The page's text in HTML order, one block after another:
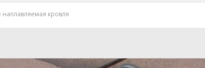
наплавляемая кровля